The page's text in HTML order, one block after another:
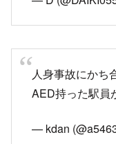
AED持った駅員
— kdan